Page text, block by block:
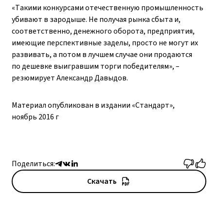
«Такими конкурсами отечественную промышленность
убивают в зародыше. Не получая рынка сбыта и,
соответственно, денежного оборота, предприятия,
имеющие перспективные заделы, просто не могут их
развивать, а потом в лучшем случае они продаются
по дешевке выигравшим торги победителям», – ​
резюмирует Александр Давыдов.
Материал опубликован в издании «Стандарт»,
ноябрь 2016 г
Поделиться:
Скачать